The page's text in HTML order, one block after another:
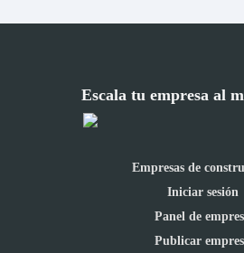
Escala tu empresa al
Empresas de
Iniciar sesión
Panel de
Publicar